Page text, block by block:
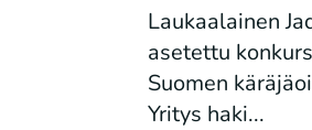
Laukaalainen
asetettu
Suomen
Yritys haki...